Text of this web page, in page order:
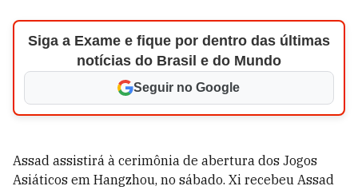
Siga a Exame e fique por dentro das últimas
notícias do Brasil e do Mundo
Seguir no Google
Assad assistirá à cerimônia de abertura dos Jogos
Asiáticos em Hangzhou, no sábado. Xi recebeu Assad